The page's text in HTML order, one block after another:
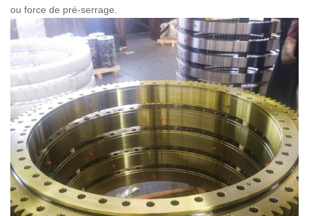
ou force de pré-serrage.